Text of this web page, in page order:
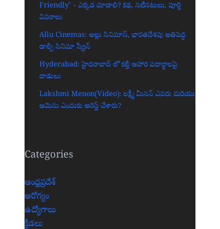
Friendly’ – ఎక్కడ చూడాలి? కథ, నటీనటులు, పూర్తి
వివరాలు
Allu Cinemas: అల్లు సినిమాస్, భారతదేశపు అతిపెద్ద
డాల్బీ సినిమా స్క్రీన్‌
Hyderabad: హైదరాబాద్‌ లో కల్తీ ఆహార పదార్థాలపై
దాడులు
Lakshmi Menon(Video): లక్ష్మీ మీనన్ ఎవరు మరియు
ఆమెను ఎందుకు అరెస్ట్ చేశారు?
Categories
ఆంధ్రప్రదేశ్
ఆరోగ్యం
ఉద్యోగాలు
క్రీడలు